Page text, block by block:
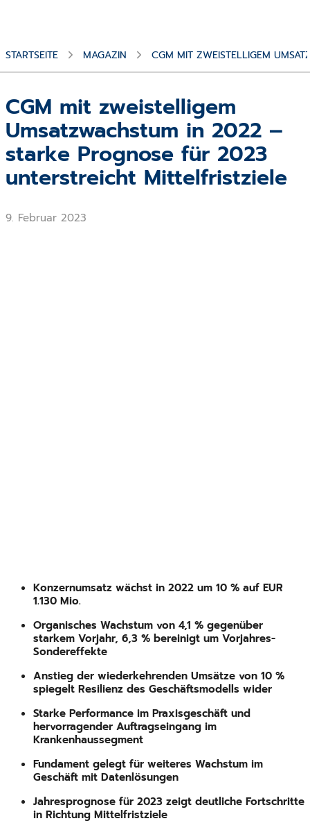
STARTSEITE MAGAZIN CGM MIT ZWEISTELLIGEM
CGM mit zweistelligem
Umsatzwachstum in 2022 –
starke Prognose für 2023
unterstreicht Mittelfristziele
9. Februar 2023
Konzernumsatz wächst in 2022 um 10 % auf EUR
1.130 Mio.
Organisches Wachstum von 4,1 % gegenüber
starkem Vorjahr, 6,3 % bereinigt um Vorjahres-
Sondereffekte
Anstieg der wiederkehrenden Umsätze von 10 %
spiegelt Resilienz des Geschäftsmodells wider
Starke Performance im Praxisgeschäft und
hervorragender Auftragseingang im
Krankenhaussegment
Fundament gelegt für weiteres Wachstum im
Geschäft mit Datenlösungen
Jahresprognose für 2023 zeigt deutliche Fortschritte
in Richtung Mittelfristziele